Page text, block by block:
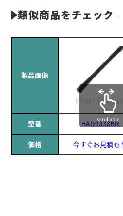
類似商品をチェック
製品画像
型番 HAD9338BR
価格 今すぐお見積も
scrollable